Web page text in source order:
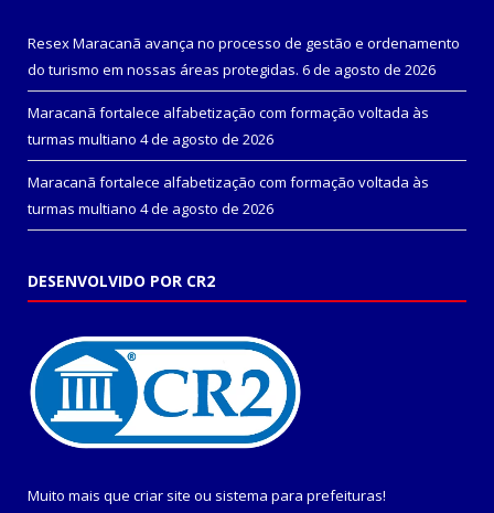
Resex Maracanã avança no processo de gestão e ordenamento
do turismo em nossas áreas protegidas. 6 de agosto de 2026
Maracanã fortalece alfabetização com formação voltada às
turmas multiano 4 de agosto de 2026
Maracanã fortalece alfabetização com formação voltada às
turmas multiano 4 de agosto de 2026
DESENVOLVIDO POR CR2
Muito mais que criar site ou sistema para prefeituras!